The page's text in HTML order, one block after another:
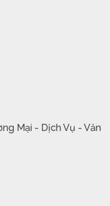
Mại - Dịch Vụ - Văn